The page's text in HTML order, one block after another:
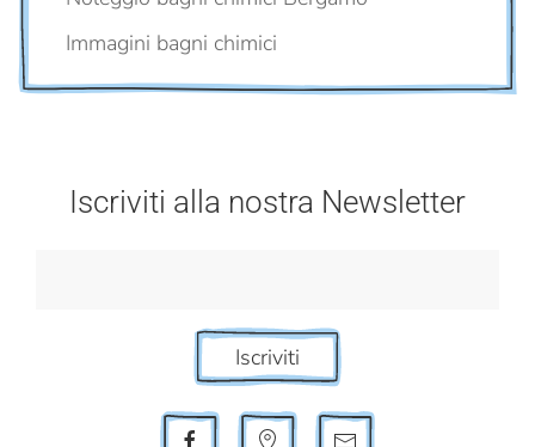
Immagini bagni chimici
Iscriviti alla nostra Newsletter
Iscriviti